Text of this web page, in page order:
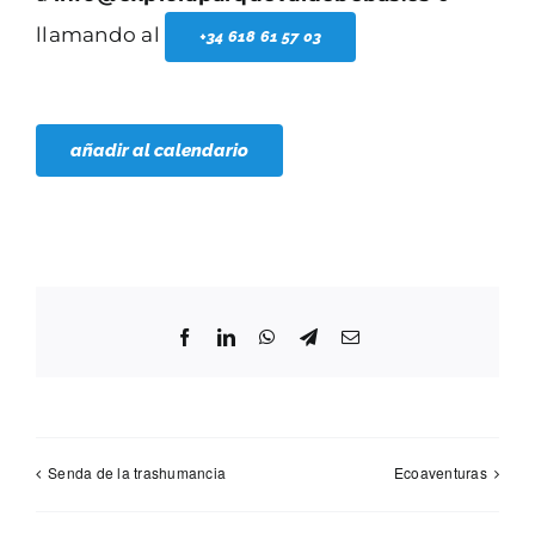
llamando al
+34 618 61 57 03
añadir al calendario
FacebookLinkedInWhatsApp
TelegramCorreo
Senda de la trashumancia Ecoaventuras